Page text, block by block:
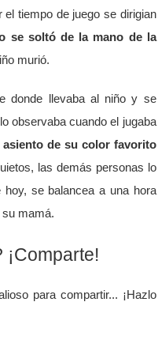
tiempo de juego se dirigian
se soltó de la mano de la
murió.
donde llevaba al niño y se
observaba cuando el jugaba
asiento de su color favorito
las demás personas lo
se balancea a una hora
mamá.
¡Comparte!
para compartir... ¡Hazlo